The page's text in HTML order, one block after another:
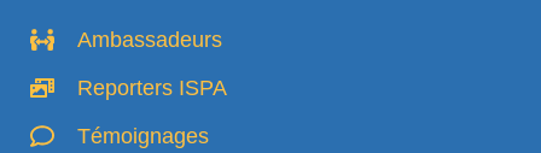
Ambassadeurs
Reporters ISPA
Témoignages